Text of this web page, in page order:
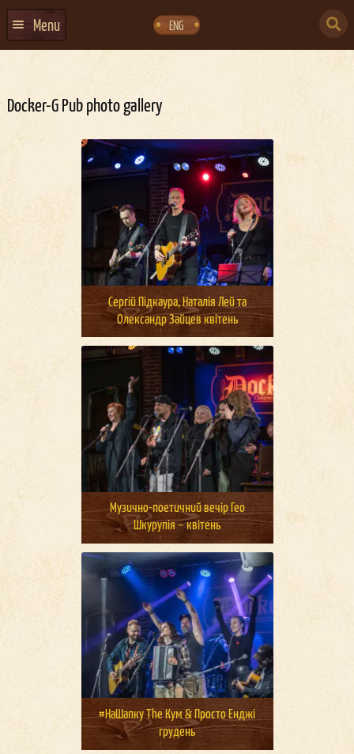
navigation
content
ENG
Menu
АФІША ЗАХОДІВ
ІВЕНТ-АГЕНЦІЯ ДОКЕР
DOCKER ДРЕСС-КОД
Docker-G Pub photo gallery
Сергій Підкаура, Наталія Лей та
Олександр Зайцев квітень
Музично-поетичний вечір Гео
Шкурупія – квітень
#НаШапку The Кум & Просто Енджі
грудень